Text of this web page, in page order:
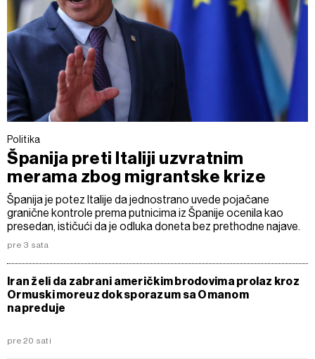
Politika
Španija preti Italiji uzvratnim
merama zbog migrantske krize
Španija je potez Italije da jednostrano uvede pojačane
granične kontrole prema putnicima iz Španije ocenila kao
presedan, ističući da je odluka doneta bez prethodne najave.
pre 3 sata
Iran želi da zabrani američkim brodovima prolaz kroz
Ormuski moreuz dok sporazum sa Omanom
napreduje
pre 20 sati